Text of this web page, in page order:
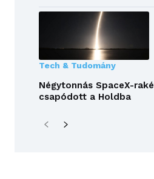
Tech & Tudomány
Négytonnás SpaceX-
csapódott a Holdba